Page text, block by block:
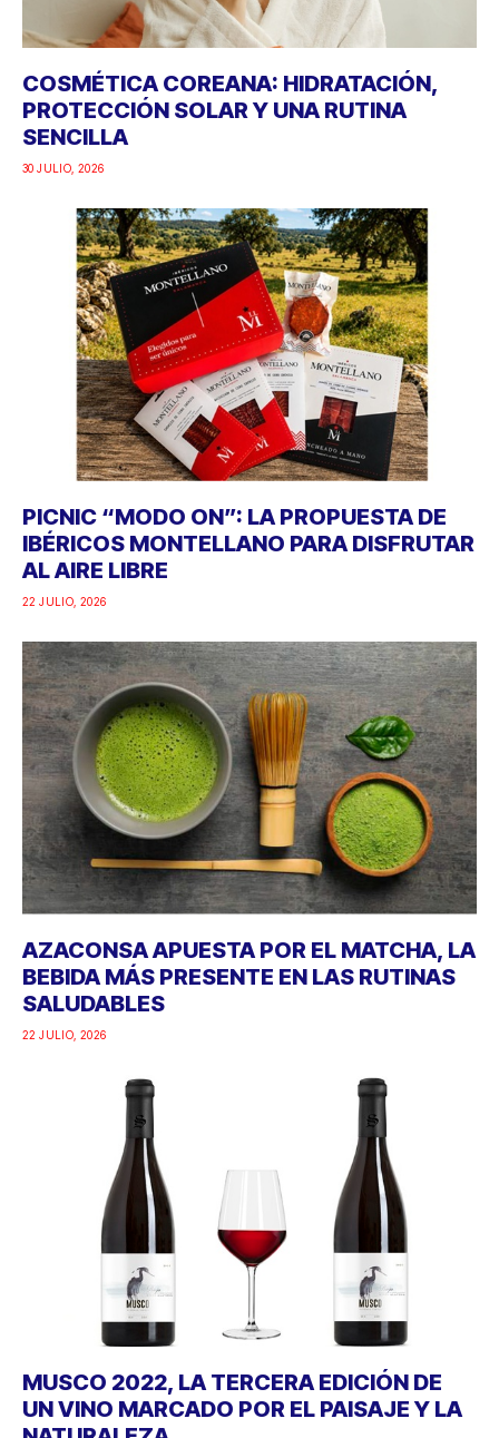
COSMÉTICA COREANA: HIDRATACIÓN,
PROTECCIÓN SOLAR Y UNA RUTINA
SENCILLA
30 JULIO, 2026
PICNIC “MODO ON”: LA PROPUESTA DE
IBÉRICOS MONTELLANO PARA DISFRUTAR
AL AIRE LIBRE
22 JULIO, 2026
AZACONSA APUESTA POR EL MATCHA, LA
BEBIDA MÁS PRESENTE EN LAS RUTINAS
SALUDABLES
22 JULIO, 2026
MUSCO 2022, LA TERCERA EDICIÓN DE
UN VINO MARCADO POR EL PAISAJE Y LA